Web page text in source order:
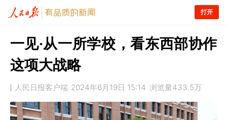
打开
一见·从一所学校，看东西部协作
这项大战略
人民日报客户端 2024年6月19日 15:14 浏览量433.5万